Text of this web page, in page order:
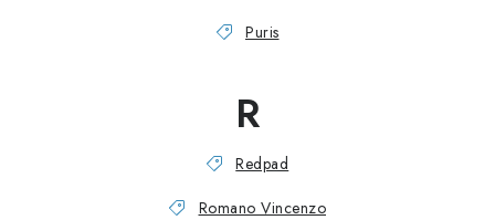
Puris
R
Redpad
Romano Vincenzo